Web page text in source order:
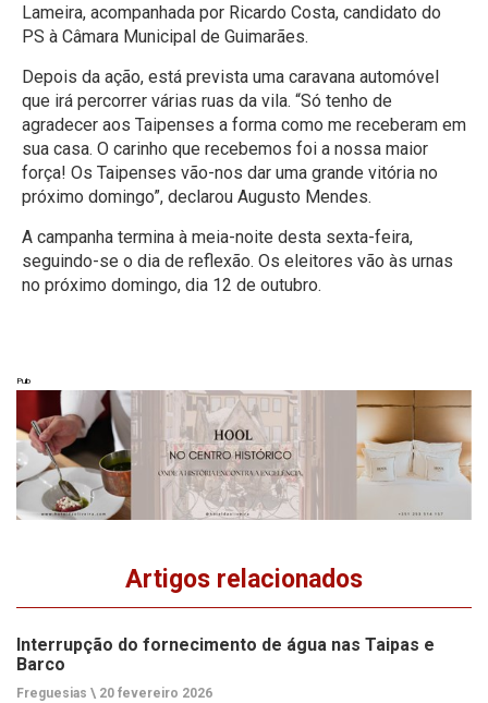
Lameira, acompanhada por Ricardo Costa, candidato do
PS à Câmara Municipal de Guimarães.
Depois da ação, está prevista uma caravana automóvel
que irá percorrer várias ruas da vila. “Só tenho de
agradecer aos Taipenses a forma como me receberam em
sua casa. O carinho que recebemos foi a nossa maior
força! Os Taipenses vão-nos dar uma grande vitória no
próximo domingo”, declarou Augusto Mendes.
A campanha termina à meia-noite desta sexta-feira,
seguindo-se o dia de reflexão. Os eleitores vão às urnas
no próximo domingo, dia 12 de outubro.
Pub
Artigos relacionados
Interrupção do fornecimento de água nas Taipas e
Barco
Freguesias \ 20 fevereiro 2026